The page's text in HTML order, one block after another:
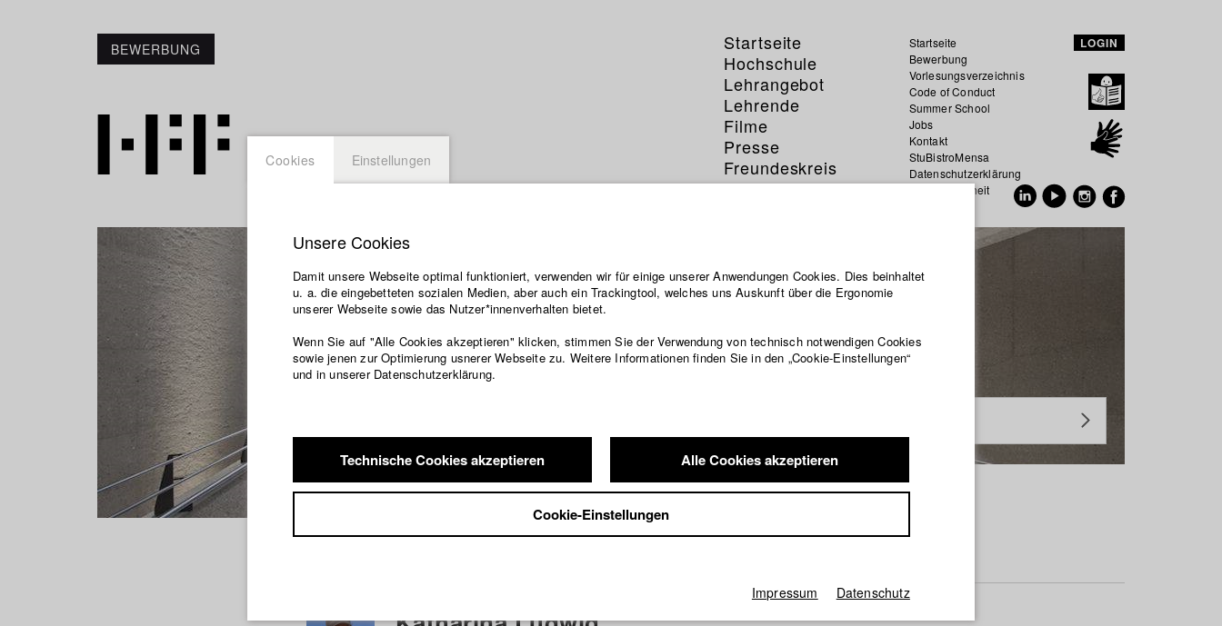
BEWERBUNG
Startseite
Hochschule
Lehrangebot
Lehrende
Filme
Presse
Freundeskreis
Service
Startseite
Bewerbung
Vorlesungsverzeichnis
Code of Conduct
Summer School
Jobs
Kontakt
StuBistroMensa
Datenschutzerklärung
Datensicherheit
LOGIN
Studierende / Alumni
a b c d e f g h i j k l m n o p q r s t u v w x y z Alle
Cookies Einstellungen
Unsere Cookies
Damit unsere Webseite optimal funktioniert, verwenden wir für einige unserer Anwendungen Cookies. Dies beinhaltet
u. a. die eingebetteten sozialen Medien, aber auch ein Trackingtool, welches uns Auskunft über die Ergonomie
unserer Webseite sowie das Nutzer*innenverhalten bietet.
Wenn Sie auf "Alle Cookies akzeptieren" klicken, stimmen Sie der Verwendung von technisch notwendigen Cookies
sowie jenen zur Optimierung usnerer Webseite zu. Weitere Informationen finden Sie in den „Cookie-Einstellungen“
und in unserer Datenschutzerklärung.
Technische Cookies akzeptieren Alle Cookies akzeptieren
Cookie-Einstellungen
Impressum Datenschutz